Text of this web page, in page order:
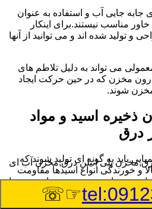
جابه جایی آب و استفاده به عنوان
مناسب نیستند.برای اینکار
و تولید شده اند و می توانید از آنها
می تواند به دلیل تلاطم های
مخزن که در حین حرکت ایجاد
شوند.
ذخیره اسید و مواد
درق
باید به گونه ای تولید شوند که
و خورندگی انواع اسیدها مقاومت
نمی توان در هر مخزنی اسید و مواد
پلی اتیلن درق,مخزن آب ای
☞☏